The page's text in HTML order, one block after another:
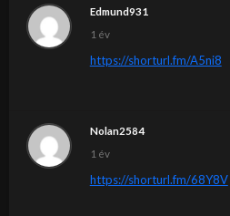
Edmund931
1 év
https://shorturl.fm/A5ni8
Nolan2584
1 év
https://shorturl.fm/68Y8V